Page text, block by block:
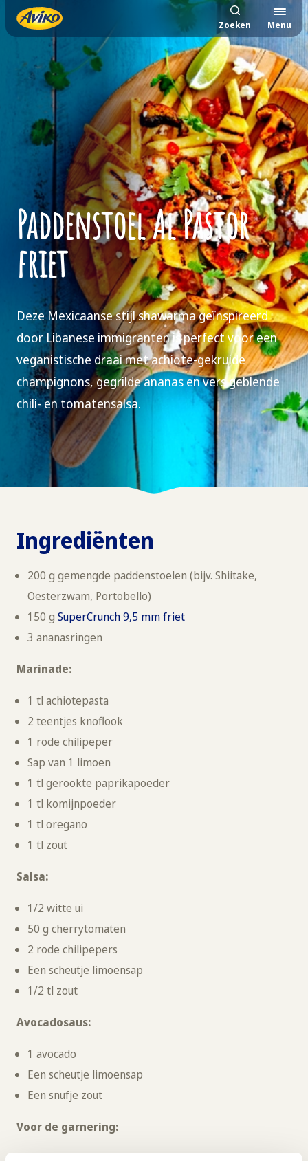
Zoeken Menu
Paddenstoel Al Pastor
friet
Deze Mexicaanse stijl shawarma geïnspireerd
door Libanese immigranten is perfect voor een
veganistische draai met achiote-gekruide
champignons, gegrilde ananas en vers geblende
chili- en tomatensalsa.
Ingrediënten
200 g gemengde paddenstoelen (bijv. Shiitake,
Oesterzwam, Portobello)
150 g SuperCrunch 9,5 mm friet
3 ananasringen
Marinade:
1 tl achiotepasta
2 teentjes knoflook
1 rode chilipeper
Sap van 1 limoen
1 tl gerookte paprikapoeder
1 tl komijnpoeder
1 tl oregano
1 tl zout
Salsa:
1/2 witte ui
50 g cherrytomaten
2 rode chilipepers
Een scheutje limoensap
1/2 tl zout
Avocadosaus:
1 avocado
Een scheutje limoensap
Een snufje zout
Voor de garnering: